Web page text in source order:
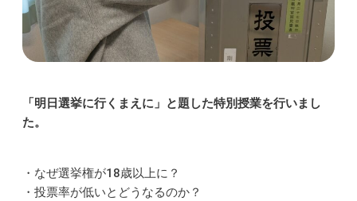
「明日選挙に行くまえに」と題した特別授業を行いまし
た。
・なぜ選挙権が18歳以上に？
・投票率が低いとどうなるのか？